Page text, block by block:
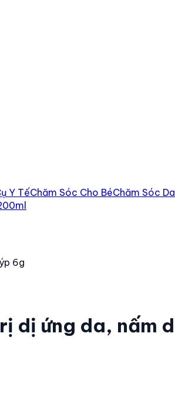
Y TếChăm Sóc Cho BéChăm Sóc
6g
dị ứng da, nấm